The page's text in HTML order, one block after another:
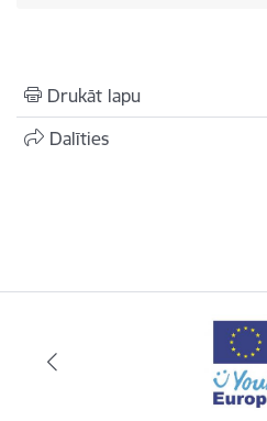
Drukāt lapu
Dalīties